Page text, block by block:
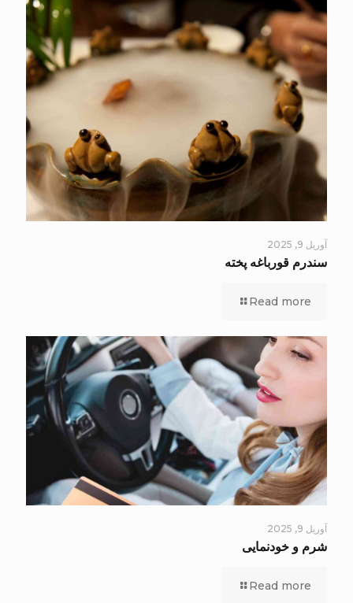
آوریل 9, 2025
سندرم قورباغه پخته
Read more
آوریل 9, 2025
شرم و خودنمایی
Read more